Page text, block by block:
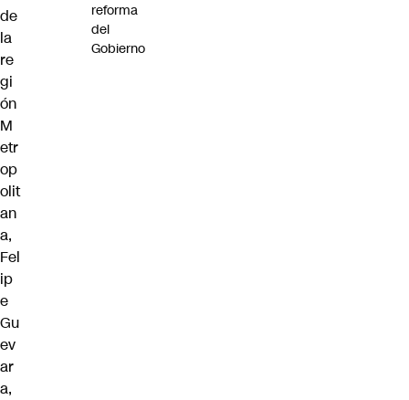
de
la
re
gi
ón
M
etr
op
olit
an
a,
Fel
ip
e
Gu
ev
ar
a,
reforma
del
Gobierno